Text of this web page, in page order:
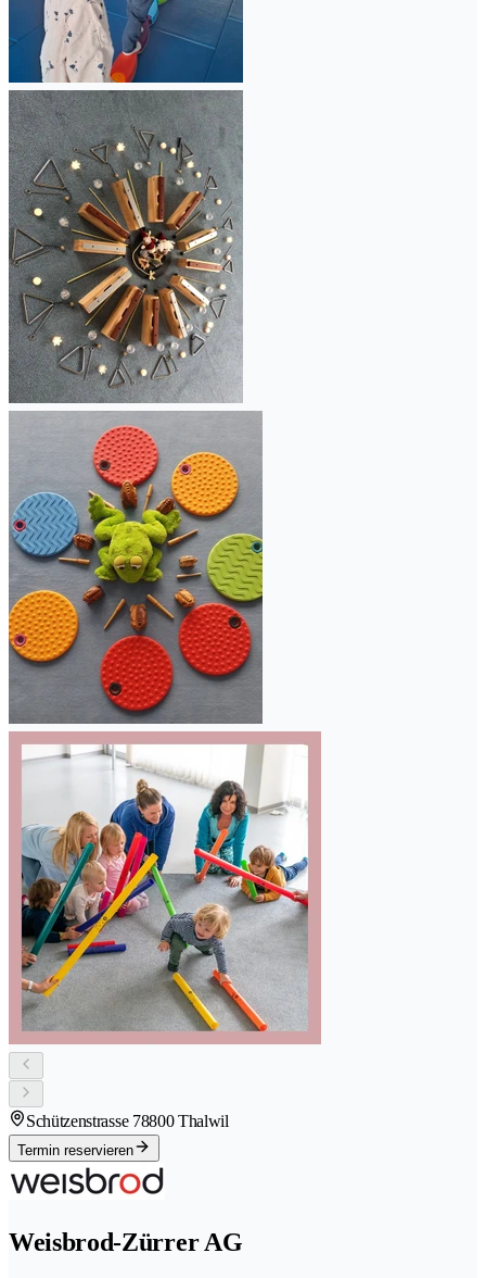
Schützenstrasse 78800 Thalwil
Termin reservieren
Weisbrod-Zürrer AG